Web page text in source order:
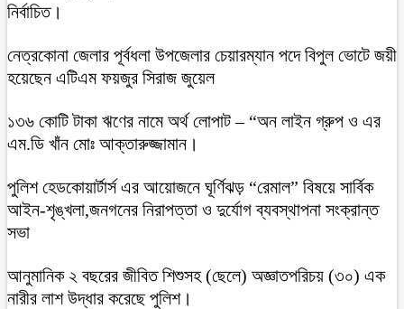
নির্বাচিত।
নেত্রকোনা জেলার পূর্বধলা উপজেলার চেয়ারম্যান পদে বিপুল ভোটে জয়ী
হয়েছেন এটিএম ফয়জুর সিরাজ জুয়েল
১৩৬ কোটি টাকা ঋণের নামে অর্থ লোপাট – “অন লাইন গ্রুপ ও এর
এম.ডি খাঁন মোঃ আক্তারুজ্জামান।
পুলিশ হেডকোয়ার্টার্স এর আয়োজনে ঘূর্ণিঝড় “রেমাল” বিষয়ে সার্বিক
আইন-শৃঙ্খলা,জনগনের নিরাপত্তা ও দুর্যোগ ব্যবস্থাপনা সংক্রান্ত
সভা
আনুমানিক ২ বছরের জীবিত শিশুসহ (ছেলে) অজ্ঞাতপরিচয় (৩০) এক
নারীর লাশ উদ্ধার করেছে পুলিশ।